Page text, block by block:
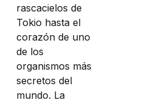
rascacielos de
Tokio hasta el
corazón de uno
de los
organismos más
secretos del
mundo. La